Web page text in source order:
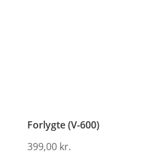
Forlygte (V-600)
399,00 kr.